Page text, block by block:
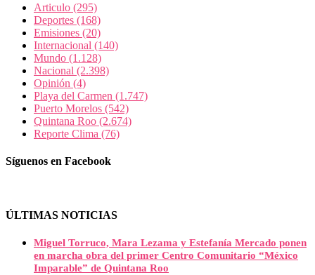
Articulo (295)
Deportes (168)
Emisiones (20)
Internacional (140)
Mundo (1.128)
Nacional (2.398)
Opinión (4)
Playa del Carmen (1.747)
Puerto Morelos (542)
Quintana Roo (2.674)
Reporte Clima (76)
Síguenos en Facebook
ÚLTIMAS NOTICIAS
Miguel Torruco, Mara Lezama y Estefanía Mercado ponen
en marcha obra del primer Centro Comunitario “México
Imparable” de Quintana Roo